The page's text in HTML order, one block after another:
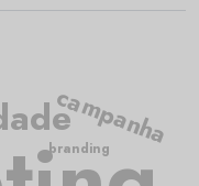
campanha
branding